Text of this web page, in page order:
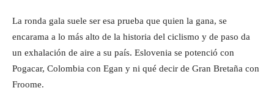
La ronda gala suele ser esa prueba que quien la gana, se
encarama a lo más alto de la historia del ciclismo y de paso da
un exhalación de aire a su país. Eslovenia se potenció con
Pogacar, Colombia con Egan y ni qué decir de Gran Bretaña con
Froome.